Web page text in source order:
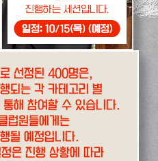
선정된 400명은,
되는 각 카테고리 별
해 참여할 수 있습니다.
럽원들에게는
될 예정입니다.
은 진행 상황에 따라